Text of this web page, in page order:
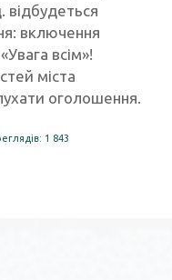
відбудеться
включення
всім»!
міста
оголошення.
1 843